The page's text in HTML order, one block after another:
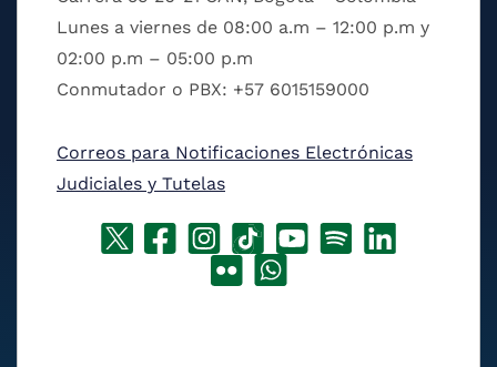
Lunes a viernes de 08:00 a.m – 12:00 p.m y
02:00 p.m – 05:00 p.m
Conmutador o PBX: +57 6015159000
Correos para Notificaciones Electrónicas
Judiciales y Tutelas